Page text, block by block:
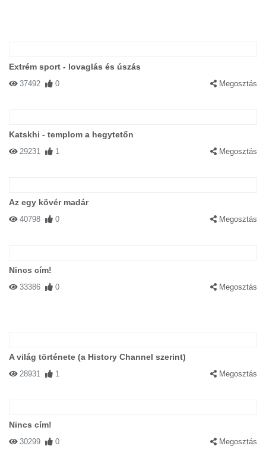
Extrém sport - lovaglás és úszás
37492 0 Megosztás
Katskhi - templom a hegytetőn
29231 1 Megosztás
Az egy kövér madár
40798 0 Megosztás
Nincs cím!
33386 0 Megosztás
A világ története (a History Channel szerint)
28931 1 Megosztás
Nincs cím!
30299 0 Megosztás